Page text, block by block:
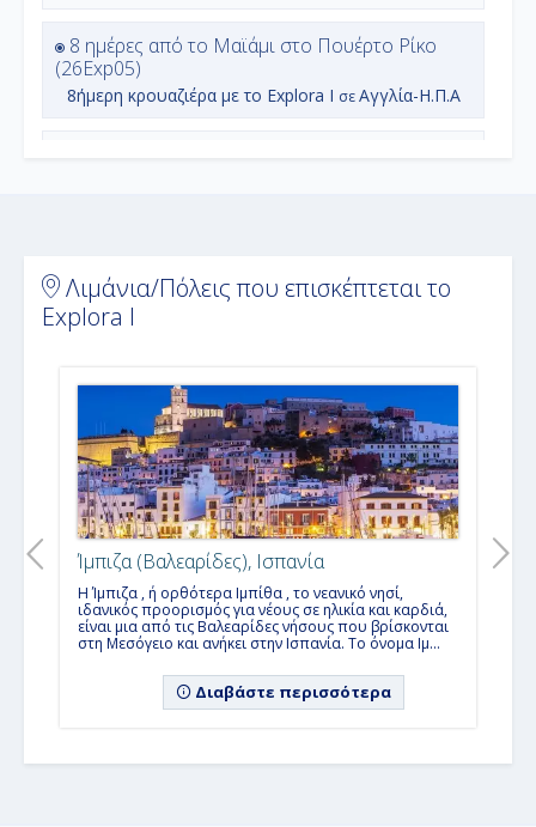
8 ημέρες από το Μαϊάμι στο Πουέρτο Ρίκο
(26Exp05)
8ήμερη κρουαζιέρα με το Explora I σεΑγγλία-Η.Π.Α
Λιμάνια/Πόλεις που επισκέπτεται το
Explora I
Ίμπιζα (Βαλεαρίδες), Ισπανία
Η Ίμπιζα , ή ορθότερα Ιμπίθα , το νεανικό νησί,
ιδανικός προορισμός για νέους σε ηλικία και καρδιά,
είναι μια από τις Βαλεαρίδες νήσους που βρίσκονται
στη Μεσόγειο και ανήκει στην Ισπανία. Το όνομα Ιμ...
Διαβάστε περισσότερα